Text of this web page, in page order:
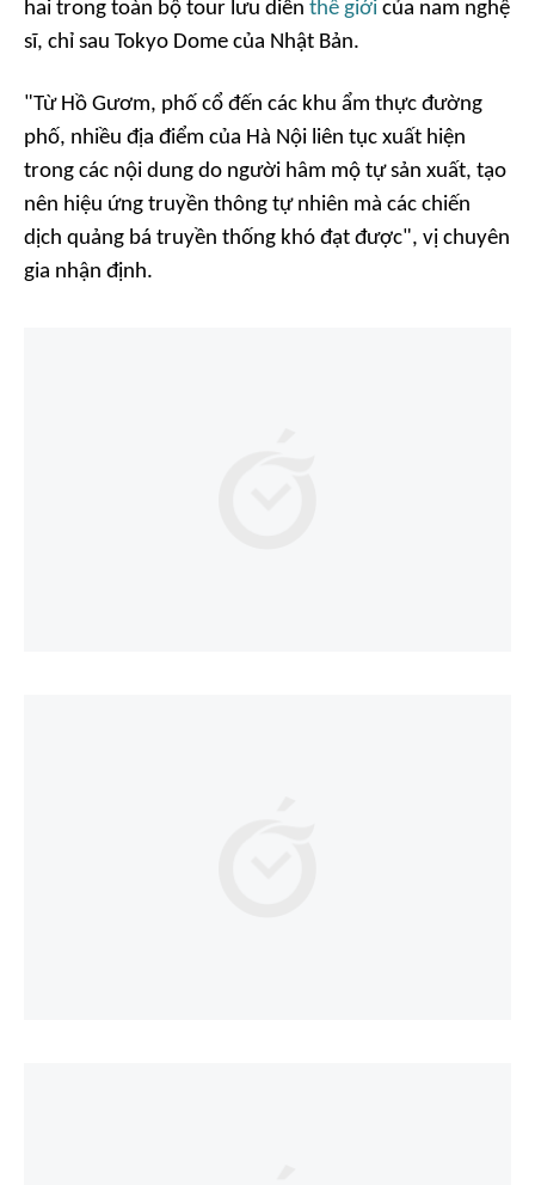
hai trong toàn bộ tour lưu diễn thế giới của nam nghệ
sĩ, chỉ sau Tokyo Dome của Nhật Bản.
"Từ Hồ Gươm, phố cổ đến các khu ẩm thực đường
phố, nhiều địa điểm của Hà Nội liên tục xuất hiện
trong các nội dung do người hâm mộ tự sản xuất, tạo
nên hiệu ứng truyền thông tự nhiên mà các chiến
dịch quảng bá truyền thống khó đạt được", vị chuyên
gia nhận định.